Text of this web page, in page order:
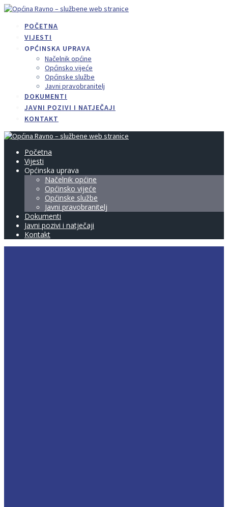
Skip
contentPOČETNA
VIJESTI
OPĆINSKA UPRAVA
Načelnik općine
Općinsko vijeće
Općinske službe
Javni pravobranitelj
DOKUMENTI
JAVNI POZIVI I NATJEČAJI
KONTAKT
Početna
Vijesti
Općinska uprava
Načelnik općine
Općinsko vijeće
Općinske službe
Javni pravobranitelj
Dokumenti
Javni pozivi i natječaji
Kontakt